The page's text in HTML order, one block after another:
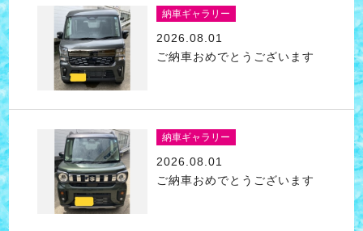
納車ギャラリー
2026.08.01
ご納車おめでとうございます
納車ギャラリー
2026.08.01
ご納車おめでとうございます